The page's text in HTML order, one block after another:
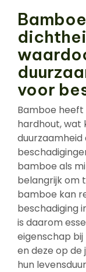
voor
Bamboe
hardhout, wat
bamboe als
belangrijk om
bamboe kan
beschadiging
is daarom
eigenschap
en deze op
hun